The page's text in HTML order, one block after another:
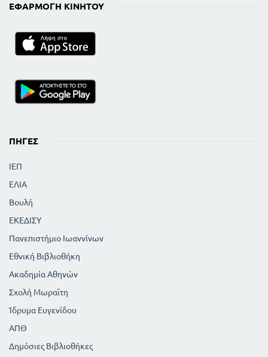
ΕΦΑΡΜΟΓΉ ΚΙΝΗΤΟΎ
ΠΗΓΈΣ
ΙΕΠ
ΕΛΙΑ
Βουλή
ΕΚΕΔΙΣΥ
Πανεπιστήμιο Ιωαννίνων
Εθνική Βιβλιοθήκη
Ακαδημία Αθηνών
Σχολή Μωραϊτη
Ίδρυμα Ευγενίδου
ΑΠΘ
Δημόσιες Βιβλιοθήκες